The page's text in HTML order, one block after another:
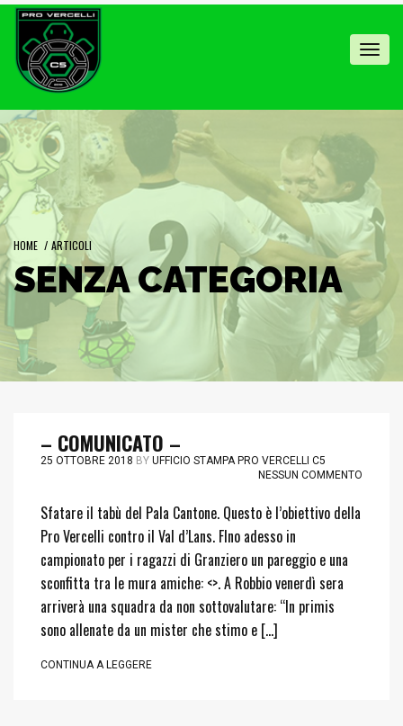
HOME / ARTICOLI
SENZA CATEGORIA
– COMUNICATO –
25 OTTOBRE 2018 BY UFFICIO STAMPA PRO VERCELLI C5
NESSUN COMMENTO
Sfatare il tabù del Pala Cantone. Questo è l’obiettivo della
Pro Vercelli contro il Val d’Lans. FIno adesso in
campionato per i ragazzi di Granziero un pareggio e una
sconfitta tra le mura amiche: <>. A Robbio venerdì sera
arriverà una squadra da non sottovalutare: “In primis
sono allenate da un mister che stimo e […]
CONTINUA A LEGGERE